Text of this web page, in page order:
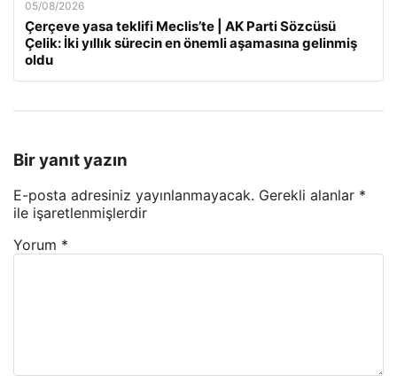
05/08/2026
Çerçeve yasa teklifi Meclis’te | AK Parti Sözcüsü
Çelik: İki yıllık sürecin en önemli aşamasına gelinmiş
oldu
Bir yanıt yazın
E-posta adresiniz yayınlanmayacak. Gerekli alanlar *
ile işaretlenmişlerdir
Yorum *